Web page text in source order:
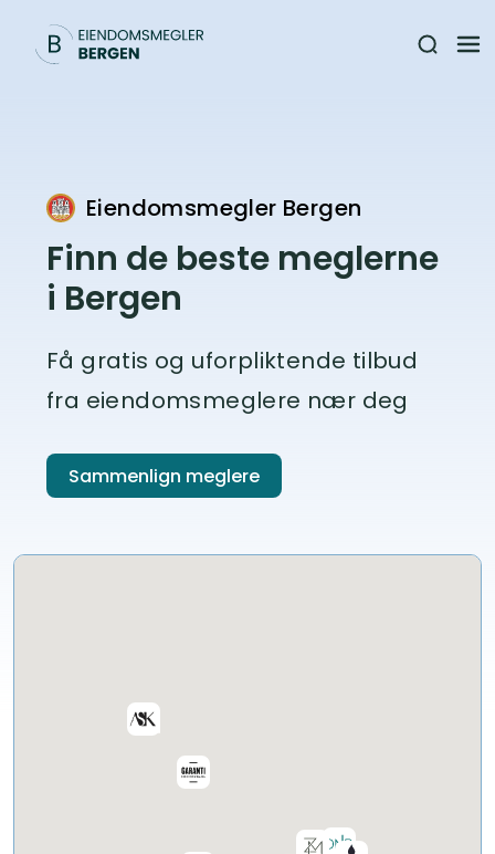
Eiendomsmegler Bergen
Finn de beste meglerne
i Bergen
Få gratis og uforpliktende tilbud
fra eiendomsmeglere nær deg
Sammenlign meglere